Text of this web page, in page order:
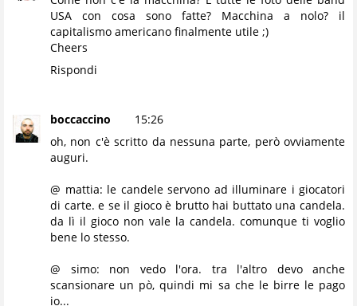
USA con cosa sono fatte? Macchina a nolo? il
capitalismo americano finalmente utile ;)
Cheers
Rispondi
boccaccino
15:26
oh, non c'è scritto da nessuna parte, però ovviamente
auguri.
@ mattia: le candele servono ad illuminare i giocatori
di carte. e se il gioco è brutto hai buttato una candela.
da lì il gioco non vale la candela. comunque ti voglio
bene lo stesso.
@ simo: non vedo l'ora. tra l'altro devo anche
scansionare un pò, quindi mi sa che le birre le pago
io...